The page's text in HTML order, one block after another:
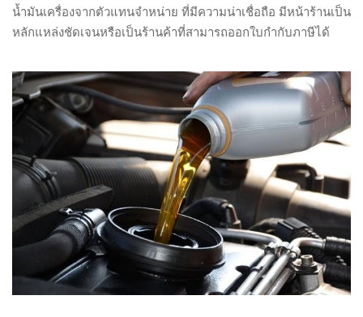
น้ำมันเครื่องจากตัวแทนจำหน่าย ที่มีความน่าเชื่อถือ มีหน้าร้านเป็น
หลักแหล่งชัดเจนหรือเป็นร้านค้าที่สามารถออกใบกำกับภาษีได้